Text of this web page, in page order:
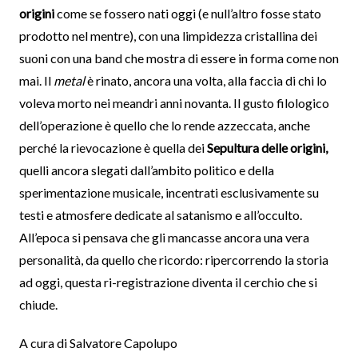
originicome se fossero nati oggi (e null’altro fosse stato
prodotto nel mentre), con una limpidezza cristallina dei
suoni con una band che mostra di essere in forma come non
mai. Il metalè rinato, ancora una volta, alla faccia di chi lo
voleva morto nei meandri anni novanta. Il gusto filologico
dell’operazione è quello che lo rende azzeccata, anche
perché la rievocazione è quella deiSepultura delle origini,
quelli ancora slegati dall’ambito politico e della
sperimentazione musicale, incentrati esclusivamente su
testi e atmosfere dedicate al satanismo e all’occulto.
All’epoca si pensava che gli mancasse ancora una vera
personalità, da quello che ricordo: ripercorrendo la storia
ad oggi, questa ri-registrazione diventa il cerchio che si
chiude.
A cura di Salvatore Capolupo